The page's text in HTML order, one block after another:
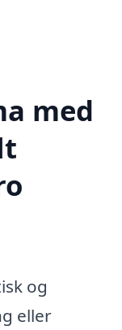
med
og
eller